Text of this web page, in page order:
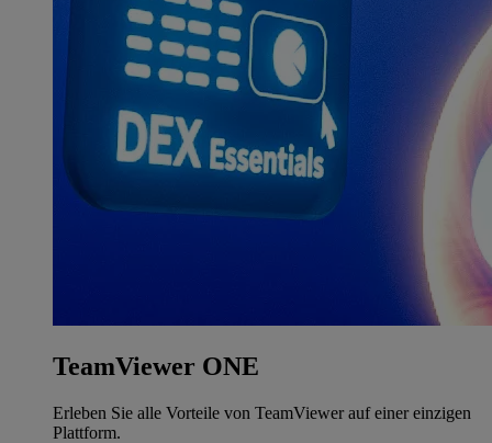
TeamViewer ONE
Erleben Sie alle Vorteile von TeamViewer auf einer einzigen
Plattform.